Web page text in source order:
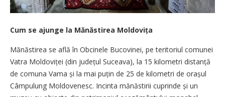
Cum se ajunge la Mănăstirea Moldovița
Mănăstirea se află în Obcinele Bucovinei, pe teritoriul comunei
Vatra Moldoviței (din județul Suceava), la 15 kilometri distanță
de comuna Vama și la mai puțin de 25 de kilometri de orașul
Câmpulung Moldovenesc. Incinta mănăstirii cuprinde și un